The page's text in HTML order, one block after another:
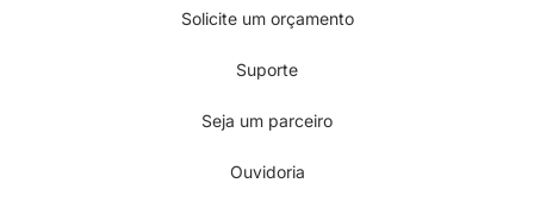
Solicite um orçamento
Suporte
Seja um parceiro
Ouvidoria